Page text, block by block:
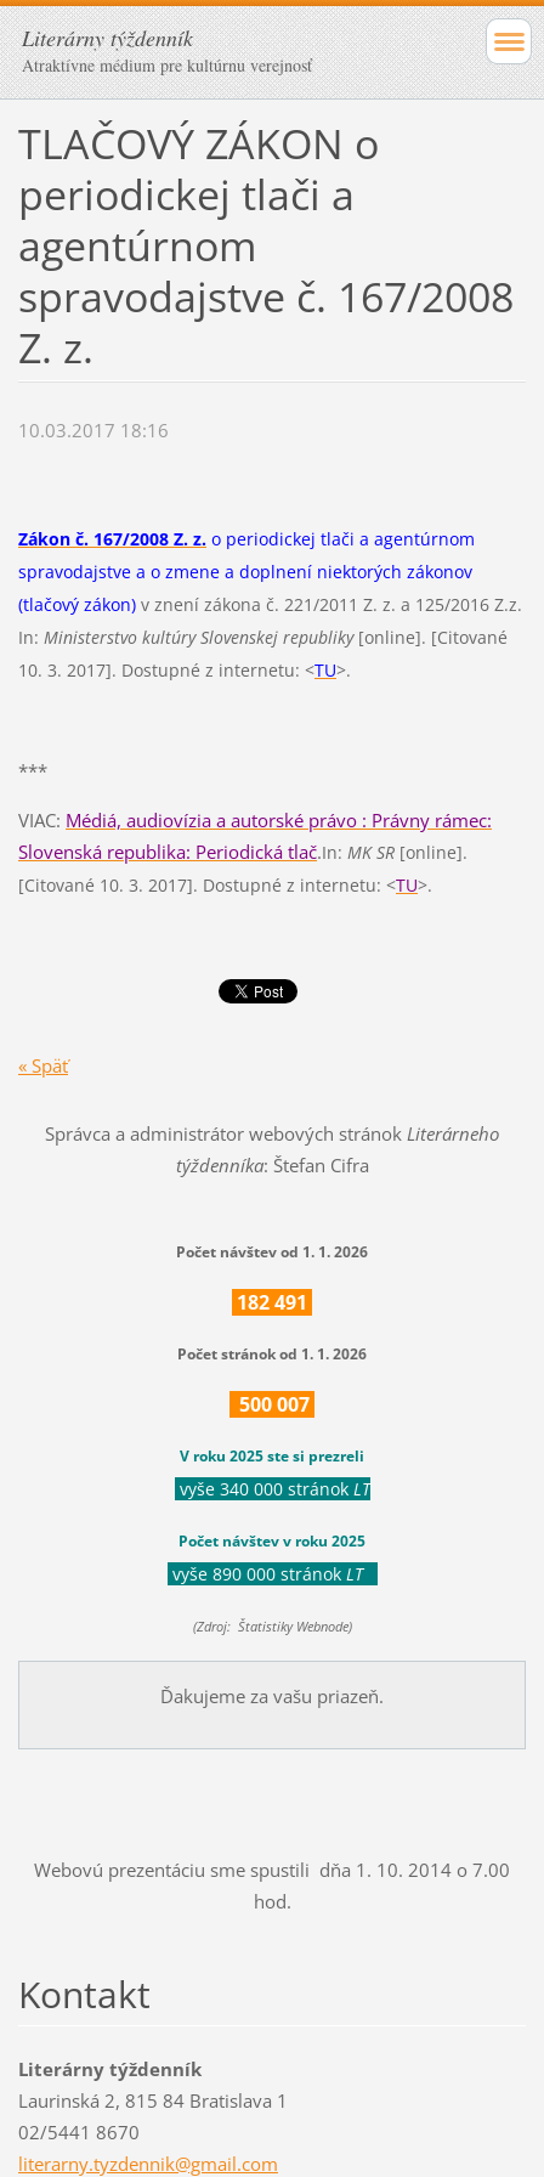
Literárny týždenník
Atraktívne médium pre kultúrnu verejnosť
TLAČOVÝ ZÁKON o
periodickej tlači a
agentúrnom
spravodajstve č. 167/2008
Z. z.
10.03.2017 18:16
Zákon č. 167/2008 Z. z.o periodickej tlači a agentúrnom
spravodajstve a o zmene a doplnení niektorých zákonov
(tlačový zákon)v znení zákona č. 221/2011 Z. z. a 125/2016 Z.z.
In: Ministerstvo kultúry Slovenskej republiky[online]. [Citované
10. 3. 2017]. Dostupné z internetu: <TU>.
***
VIAC: Médiá, audiovízia a autorské právo : Právny rámec:
Slovenská republika: Periodická tlač.In: MK SR[online].
[Citované 10. 3. 2017]. Dostupné z internetu: <TU>.
« Späť
Správca a administrátor webových stránok Literárneho
týždenníka: Štefan Cifra
Počet návštev od 1. 1. 2026
182491
Počet stránok od 1. 1. 2026
500007
V roku 2025 ste si prezreli
vyše 340 000 stránok LT
Počet návštev v roku 2025
vyše 890 000 stránok LT
(Zdroj: Štatistiky Webnode)
Ďakujeme za vašu priazeň.
Webovú prezentáciu sme spustili dňa 1. 10. 2014 o 7.00
hod.
Kontakt
Literárny týždenník
Laurinská 2, 815 84 Bratislava 1
02/5441 8670
literarny.tyzdennik@gmail.com